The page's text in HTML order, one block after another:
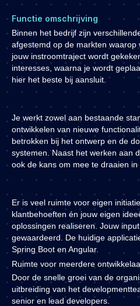
Functie omschrijving
Binnen het bedrijf zijn
afgestemd op de markten waarop
jouw instroomtraject wordt
interesses, waarna je wordt
hier het beste bij aansluit.
Je werkt zowel aan bestaande
ontwikkelen van nieuwe
betrokken bij het ontwerp en de
systemen. Naast het werken aan
ook de kans om mee te draaien
Er is veel ruimte voor eigen
klantbehoeften én jouw eigen
oplossingen realiseren. Jouw
gewaardeerd. De huidige
Spring Boot en Angular.
Ruimte voor meerdere
Door de snelle groei van de
uitbreiding van het
senior en lead developers.